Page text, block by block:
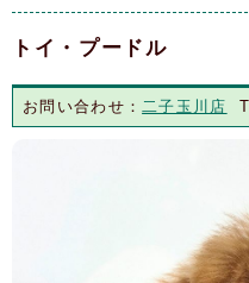
トイ・プードル
お問い合わせ： 二子玉川店